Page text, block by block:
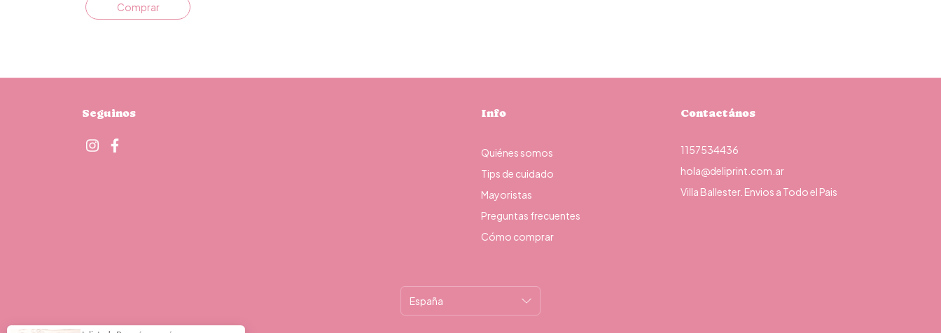
Comprar
Seguinos Info
Quiénes somos
Tips de cuidado
Mayoristas
Preguntas frecuentes
Cómo comprar
Contactános
1157534436
hola@deliprint.com.ar
Villa Ballester. Envios a Todo el Pais